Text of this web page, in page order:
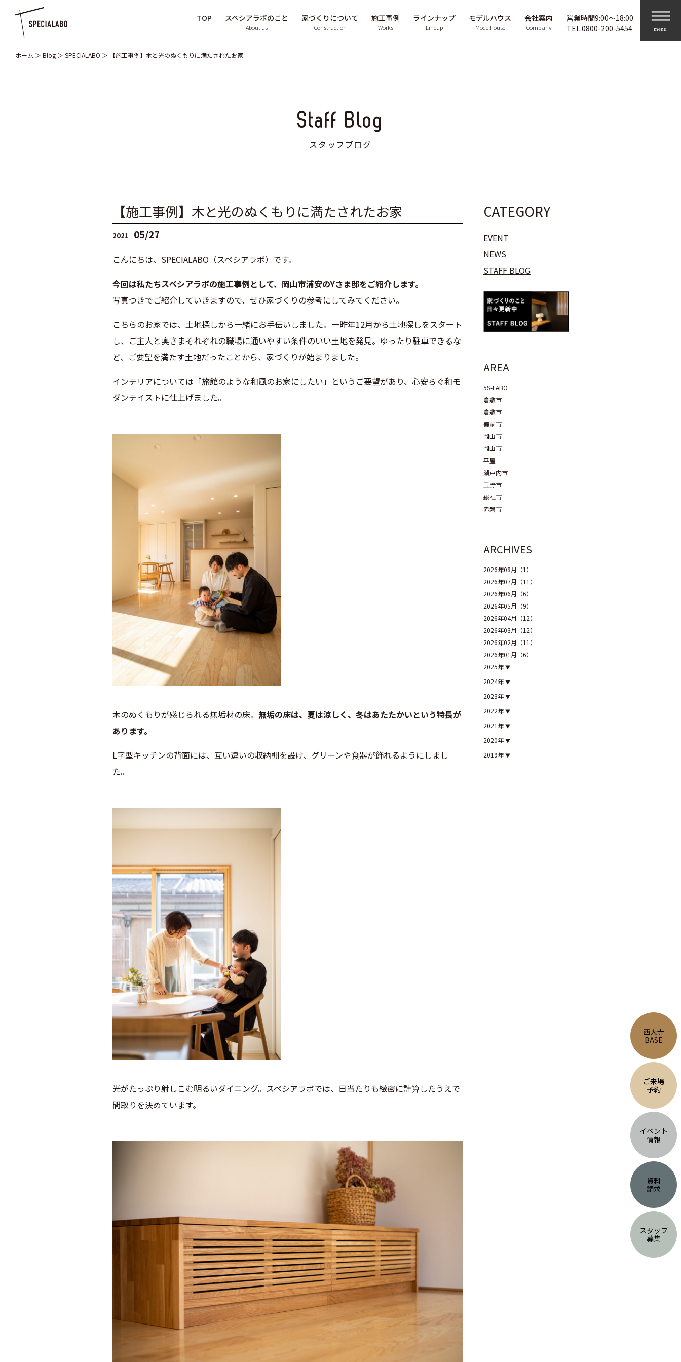
TOP スペシアラボのこと
About us
家づくりについて
Construction
施工事例
Works
ラインナップ
Lineup
モデルハウス
Modelhouse
会社案内
Company
営業時間9:00〜18:00
TEL.0800-200-5454
ホーム ＞ Blog ＞ SPECIALABO ＞ 【施工事例】木と光のぬくもりに満たされたお家
Staff Blog
スタッフブログ
【施工事例】木と光のぬくもりに満たされたお家
2021 05/27
こんにちは、SPECIALABO（スペシアラボ）です。
今回は私たちスペシアラボの施工事例として、岡山市浦安のYさま邸をご紹介します。
写真つきでご紹介していきますので、ぜひ家づくりの参考にしてみてください。
こちらのお家では、土地探しから一緒にお手伝いしました。一昨年12月から土地探しをスタート
し、ご主人と奥さまそれぞれの職場に通いやすい条件のいい土地を発見。ゆったり駐車できるな
ど、ご要望を満たす土地だったことから、家づくりが始まりました。
インテリアについては「旅館のような和風のお家にしたい」というご要望があり、心安らぐ和モ
ダンテイストに仕上げました。
木のぬくもりが感じられる無垢材の床。 無垢の床は、夏は涼しく、冬はあたたかいという特長が
あります。
L字型キッチンの背面には、互い違いの収納棚を設け、グリーンや食器が飾れるようにしまし
た。
光がたっぷり射しこむ明るいダイニング。スペシアラボでは、日当たりも緻密に計算したうえで
間取りを決めています。
CATEGORY
EVENT
NEWS
STAFF BLOG
AREA
5S-LABO
倉敷市
倉敷市
備前市
岡山市
岡山市
平屋
瀬戸内市
玉野市
総社市
赤磐市
ARCHIVES
2026年08月（1）
2026年07月（11）
2026年06月（6）
2026年05月（9）
2026年04月（12）
2026年03月（12）
2026年02月（11）
2026年01月（6）
2025年
2024年
2023年
2022年
2021年
2020年
2019年
西大寺
BASE
ご来場
予約
イベント
情報
資料
請求
スタッフ
募集